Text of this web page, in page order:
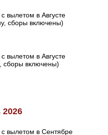
вылетом в Августе
сборы включены)
вылетом в Августе
сборы включены)
вылетом в Сентябре